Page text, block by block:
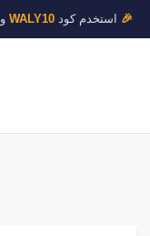
🎉استخدم كودWALY10